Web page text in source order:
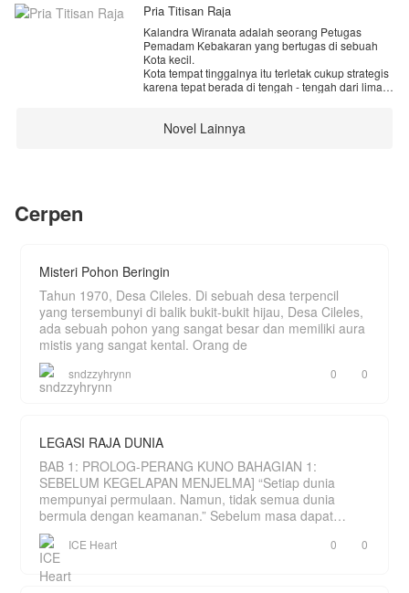
ke kehidupan mereka?
IG: sasaalkhansa
momen pernyataan cintanya, Raka justru melihat
orang kaya yang sombong, sementara Raka
ditinggalkan sendirian di trotoar GBK dengan dua
tiket yang hangus.
Di titik terendah hidupnya, saat harga dirinya
Pria Titisan Raja
Kalandra Wiranata adalah seorang Petugas
Pemadam Kebakaran yang bertugas di sebuah
Kota kecil.
Kota tempat tinggalnya itu terletak cukup strategis
karena tepat berada di tengah - tengah dari lima
kali di perbantukan di luar dari Kotanya.
Timnya, bukan hanya sekedar rekan kerja. Mereka
Novel Lainnya
Cerpen
Misteri Pohon Beringin
Tahun 1970, Desa Cileles. Di sebuah desa terpencil
yang tersembunyi di balik bukit-bukit hijau, Desa Cileles,
ada sebuah pohon yang sangat besar dan memiliki aura
mistis yang sangat kental. Orang de
sndzzyhrynn 0 0
LEGASI RAJA DUNIA
BAB 1: PROLOG-PERANG KUNO BAHAGIAN 1:
SEBELUM KEGELAPAN MENJELMA] “Setiap dunia
mempunyai permulaan. Namun, tidak semua dunia
bermula dengan keamanan.” Sebelum masa dapat
dihitung, hanya wujud sebu
ICE Heart 0 0